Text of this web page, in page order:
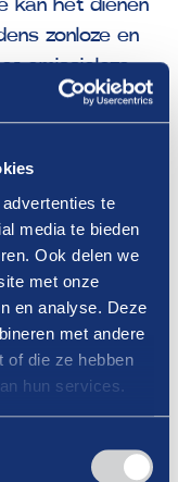
te
media te bieden
Ook delen we
met onze
en analyse. Deze
met andere
of die ze hebben
hun services.
kan het dienen
zonloze en
emissieloze
kunnen er
Nu verbruikt
over alle
:
Toekomstscan